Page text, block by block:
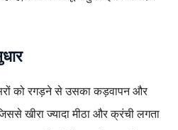
को रगड़ने से उसका कड़वापन और
खीरा ज्यादा मीठा और क्रंची लगता